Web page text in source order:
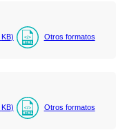
KB) Otros formatos
KB) Otros formatos